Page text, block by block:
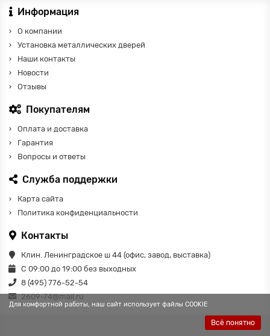
Для комфортной работы, наш сайт использует файлы COOKIE
Всё понятно
Информация
О компании
Установка металлических дверей
Наши контакты
Новости
Отзывы
Покупателям
Оплата и доставка
Гарантия
Вопросы и ответы
Служба поддержки
Карта сайта
Политика конфиденциальности
Контакты
Клин. Ленинградское ш 44 (офис, завод, выставка)
С 09:00 до 19:00 без выходных
8 (495) 776-52-54
2609-74@mail.ru